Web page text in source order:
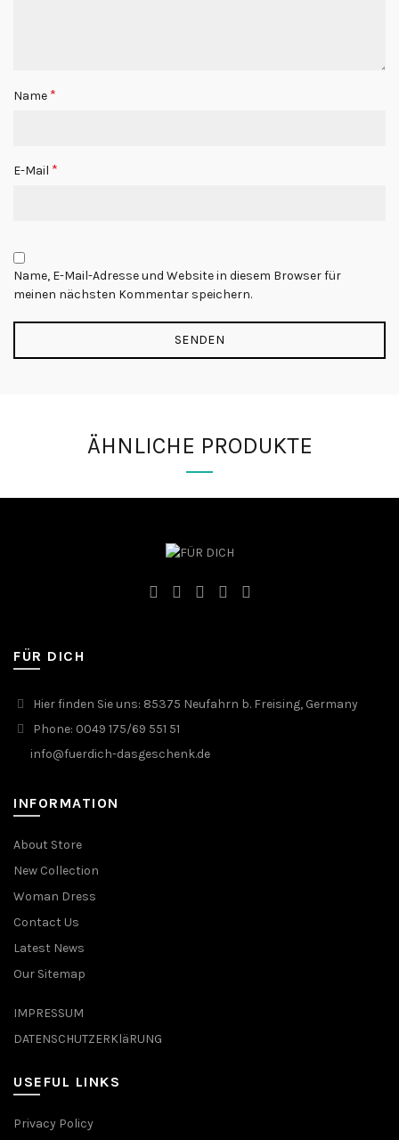
Name *
E-Mail *
Name, E-Mail-Adresse und Website in diesem Browser für
meinen nächsten Kommentar speichern.
ÄHNLICHE PRODUKTE
FÜR DICH
Hier finden Sie uns: 85375 Neufahrn b. Freising, Germany
Phone: 0049 175/69 551 51
info@fuerdich-dasgeschenk.de
INFORMATION
About Store
New Collection
Woman Dress
Contact Us
Latest News
Our Sitemap
IMPRESSUM
DATENSCHUTZERKläRUNG
USEFUL LINKS
Privacy Policy